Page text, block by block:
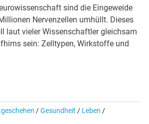
sind die Eingeweide
Nervenzellen umhüllt. Dieses
laut vieler Wissenschaftler gleichsam
sein: Zelltypen, Wirkstoffe und
/Gesundheit / Leben /